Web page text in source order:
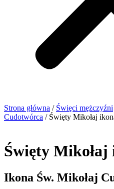
Strona główna / Święci mężczyźni
Cudotwórca / Święty Mikołaj
Święty Mikołaj
Ikona Św. Mikołaj